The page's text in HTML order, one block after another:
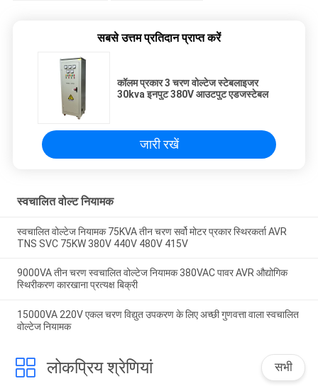
सबसे उत्तम प्रतिदान प्राप्त करें
कॉलम प्रकार 3 चरण वोल्टेज स्टेबलाइजर
30kva इनपुट 380V आउटपुट एडजस्टेबल
जारी रखें
स्वचालित वोल्ट नियामक
स्वचालित वोल्टेज नियामक 75KVA तीन चरण सर्वो मोटर प्रकार स्थिरकर्ता AVR
TNS SVC 75KW 380V 440V 480V 415V
9000VA तीन चरण स्वचालित वोल्टेज नियामक 380VAC पावर AVR औद्योगिक
स्थिरीकरण कारखाना प्रत्यक्ष बिक्री
15000VA 220V एकल चरण विद्युत उपकरण के लिए अच्छी गुणवत्ता वाला स्वचालित
वोल्टेज नियामक
लोकप्रिय श्रेणियां सभी